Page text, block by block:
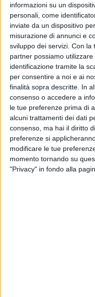
informazioni su un
personali, come
inviate da un dispositivo
misurazione di annunci e
sviluppo dei servizi. Con la
partner possiamo
identificazione tramite la
per consentire a noi e ai
finalità sopra descritte. In
consenso o accedere a
le tue preferenze prima di
alcuni trattamenti dei dati
consenso, ma hai il diritto
preferenze si
modificare le tue
momento tornando su
"Privacy" in fondo alla